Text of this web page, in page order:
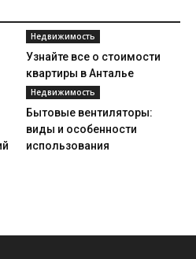
Недвижимость
Узнайте все о стоимости
квартиры в Анталье
Недвижимость
Бытовые вентиляторы:
виды и особенности
использования